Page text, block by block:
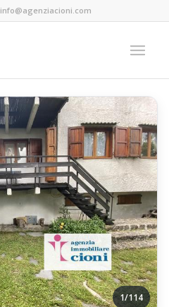
info@agenziacioni.com
1/114